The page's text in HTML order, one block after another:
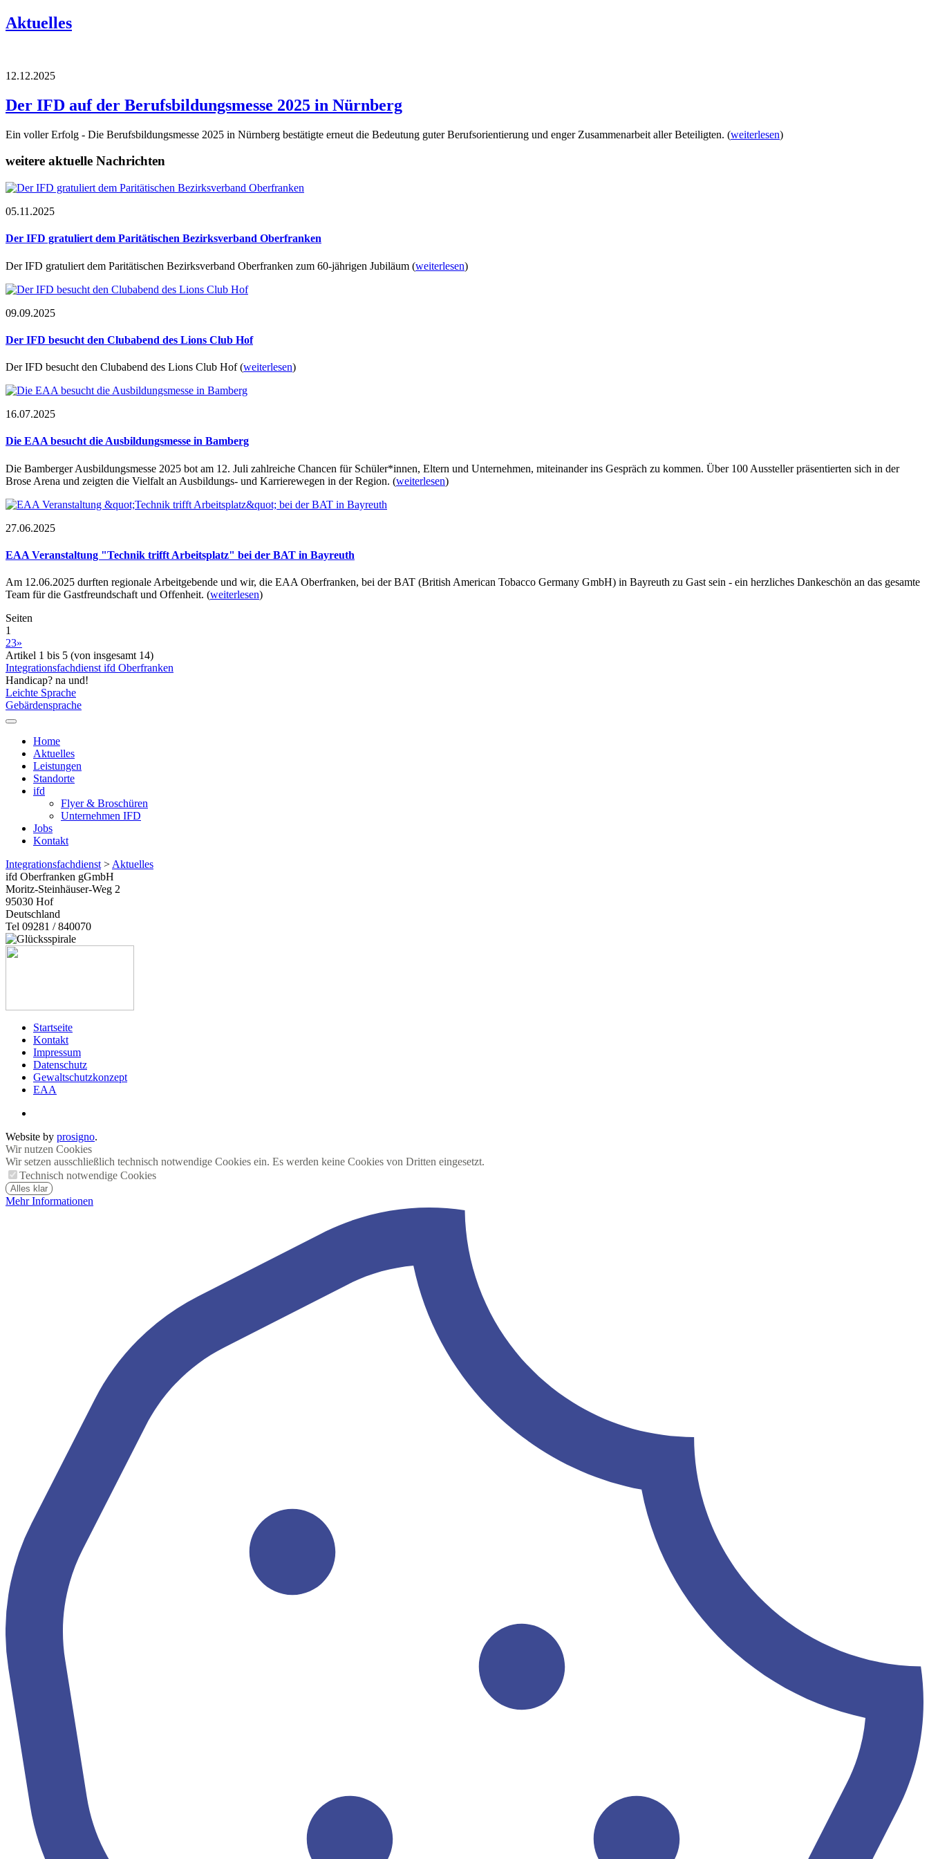
Aktuelles
12.12.2025
Der IFD auf der Berufsbildungsmesse 2025 in Nürnberg
Ein voller Erfolg - Die Berufsbildungsmesse 2025 in Nürnberg bestätigte erneut die Bedeutung guter Berufsorientierung und enger Zusammenarbeit aller Beteiligten. (weiterlesen)
weitere aktuelle Nachrichten
05.11.2025
Der IFD gratuliert dem Paritätischen Bezirksverband Oberfranken
Der IFD gratuliert dem Paritätischen Bezirksverband Oberfranken zum 60-jährigen Jubiläum (weiterlesen)
09.09.2025
Der IFD besucht den Clubabend des Lions Club Hof
Der IFD besucht den Clubabend des Lions Club Hof(weiterlesen)
16.07.2025
Die EAA besucht die Ausbildungsmesse in Bamberg
Die Bamberger Ausbildungsmesse 2025 bot am 12. Juli zahlreiche Chancen für Schüler*innen, Eltern und Unternehmen, miteinander ins Gespräch zu kommen. Über 100 Aussteller präsentierten sich in der
Brose Arena und zeigten die Vielfalt an Ausbildungs- und Karrierewegen in der Region. (weiterlesen)
27.06.2025
EAA Veranstaltung "Technik trifft Arbeitsplatz" bei der BAT in Bayreuth
Am 12.06.2025 durften regionale Arbeitgebende und wir, die EAA Oberfranken, bei der BAT (British American Tobacco Germany GmbH) in Bayreuth zu Gast sein - ein herzliches Dankeschön an das gesamte
Team für die Gastfreundschaft und Offenheit. (weiterlesen)
Seiten
1
23»
Artikel 1 bis 5 (von insgesamt 14)
Integrationsfachdienst ifd Oberfranken
Handicap? na und!
Leichte Sprache
Gebärdensprache
Home
Aktuelles
Leistungen
Standorte
ifd
Flyer & Broschüren
Unternehmen IFD
Jobs
Kontakt
Integrationsfachdienst > Aktuelles
ifd Oberfranken gGmbH
Moritz-Steinhäuser-Weg 2
95030 Hof
Deutschland
Tel 09281 / 840070
Startseite
Kontakt
Impressum
Datenschutz
Gewaltschutzkonzept
EAA
Website by prosigno.
Wir nutzen Cookies
Wir setzen ausschließlich technisch notwendige Cookies ein. Es werden keine Cookies von Dritten eingesetzt.
Technisch notwendige Cookies
Alles klar
Mehr Informationen